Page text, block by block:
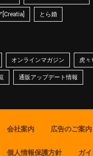
とら婚
オンラインマガジン 虎
通販アップデート情報
会社案内 広告のご案内
個人情報保護方針 ガ